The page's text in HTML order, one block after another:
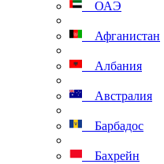
ОАЭ
Афганистан
Албания
Австралия
Барбадос
Бахрейн